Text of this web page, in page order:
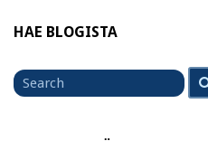
HAE BLOGISTA
Search
for